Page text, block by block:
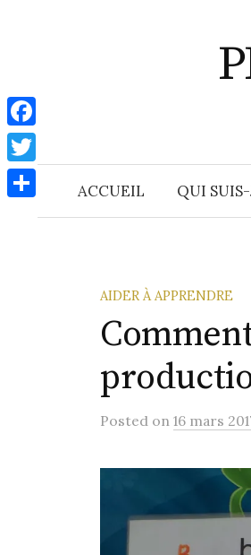
ACCUEIL QUI
AIDER À APPRENDRE
Posted on 16 mars
F
a
c
T
w